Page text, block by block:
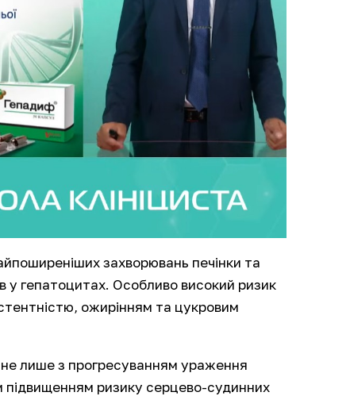
захворювань печінки та
у гепатоцитах. Особливо високий ризик
ожирінням та цукровим
лише з прогресуванням ураження
підвищенням ризику серцево-судинних